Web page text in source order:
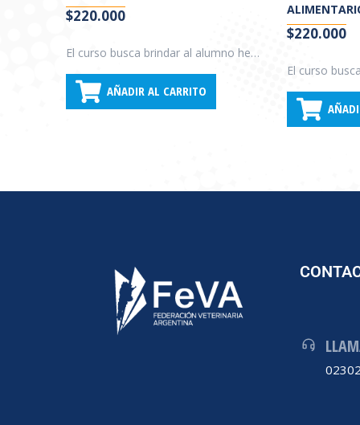
$220.000
El curso busca brindar al alumno herramientas para proteger la producción y suministro de alimentos frente a potenciales contaminaciones intencionadas con sustancias nocivas con objeto de evitar un acto de sabotaje en una industria elaboradora de alimentos. A su vez busca que los alumnos aprendan a identificar las situaciones críticas, y a analizar los riesgos y vulnerabilidades de las organizaciones.
AÑADIR AL CARRITO
$220.000